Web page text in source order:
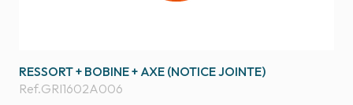
RESSORT + BOBINE + AXE (NOTICE JOINTE)
Ref.GRI1602A006